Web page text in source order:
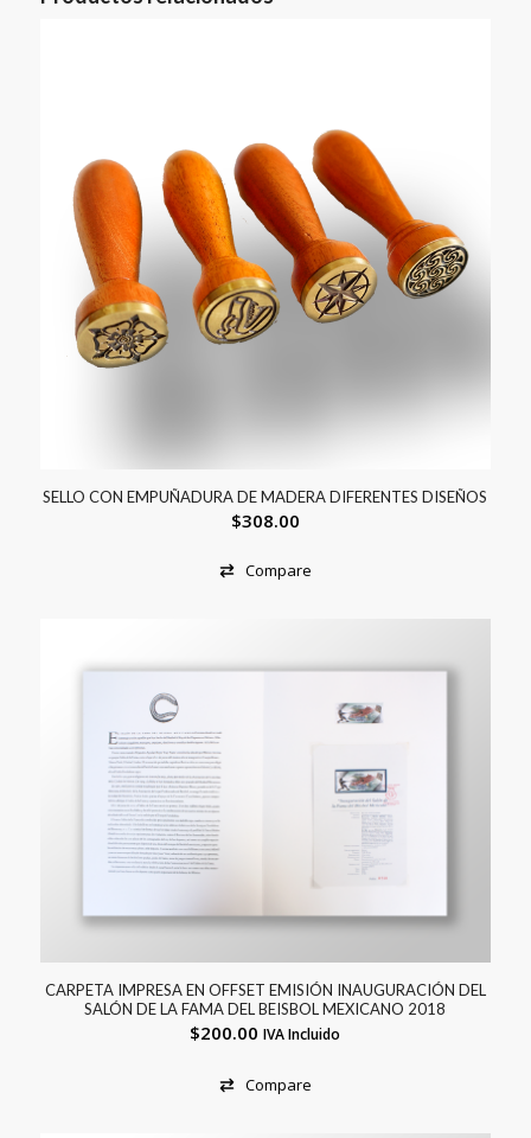
SELLO CON EMPUÑADURA DE MADERA DIFERENTES DISEÑOS
$308.00
Compare
CARPETA IMPRESA EN OFFSET EMISIÓN INAUGURACIÓN DEL
SALÓN DE LA FAMA DEL BEISBOL MEXICANO 2018
$200.00 IVA Incluido
Compare